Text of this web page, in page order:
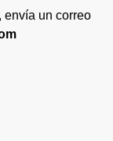
envía un correo